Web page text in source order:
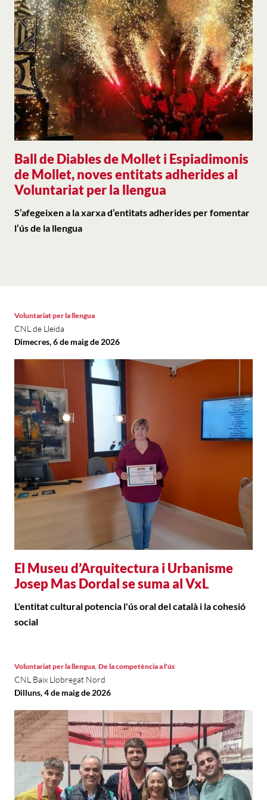
Ball de Diables de Mollet i Espiadimonis
de Mollet, noves entitats adherides al
Voluntariat per la llengua
S’afegeixen a la xarxa d’entitats adherides per fomentar
l’ús de la llengua
El Museu d’Arquitectura i Urbanisme
Josep Mas Dordal se suma al VxL
Voluntariat per la llengua
CNL de Lleida
Dimecres, 6 de maig de 2026
L'entitat cultural potencia l'ús oral del català i la cohesió
social
Voluntariat per la llengua, De la competència a l'ús
CNL Baix Llobregat Nord
Dilluns, 4 de maig de 2026